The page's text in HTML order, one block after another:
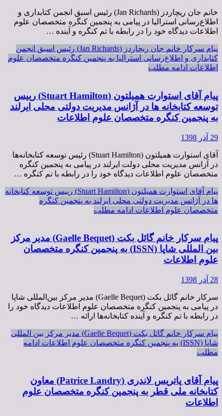
خانم جان ریچاردز (Jan Richards) رئیس اسبق انجمن کتابداری و
اطلاع‌رسانی استرالیا در پیامی به پنجمین کنگره متخصصان علوم
اطلاعات دیدگاه خود را در رابطه با تم کنگره و آینده …
پیام سرکار خانم جان ریچاردز (Jan Richards) رئیس اسبق انجمن
کتابداری و اطلاع‌رسانی استرالیا به پنجمین کنگره متخصصان علوم
اطلاعات ادامه مطلب
پیام آقای استوارت همیلتون (Stuart Hamilton) رییس
توسعه کتابخانه ها در آژانس مدیریت دولتی محلی ایرلند
به پنجمین کنگره متخصصان علوم اطلاعات
29 آذر 1398
آقای استوارت همیلتون (Stuart Hamilton) رئیس توسعه کتابخانه‌ها
در آزانس مدیریت محلی دولت ایرلند در پیامی به پنجمین کنگره
متخصصان علوم اطلاعات دیدگاه خود را در رابطه با تم کنگره …
پیام آقای استوارت همیلتون (Stuart Hamilton) رییس توسعه کتابخانه
ها در آژانس مدیریت دولتی محلی ایرلند به پنجمین کنگره
متخصصان علوم اطلاعات ادامه مطلب
پیام سرکار خانم گائل بکت (Gaelle Bequet) مدیر مرکز
بین المللی شاپا (ISSN) به پنجمین کنگره متخصصان
علوم اطلاعات
28 آذر 1398
سرکار خانم گائل بکت (Gaelle Bequet) مدیر مرکز بین‌المللی شاپا
در پیامی به پنجمین کنگره متخصصان علوم اطلاعات دیدگاه خود را
در رابطه با تم کنگره و آینده کتابخانه‌ها ارائه …
پیام سرکار خانم گائل بکت (Gaelle Bequet) مدیر مرکز بین المللی
شاپا (ISSN) به پنجمین کنگره متخصصان علوم اطلاعات
ادامه
مطلب
پیام آقای پاتریس لاندری (Patrice Landry) معاون
کتابخانه ملی قطر به پنجمین کنگره متخصصان علوم
اطلاعات